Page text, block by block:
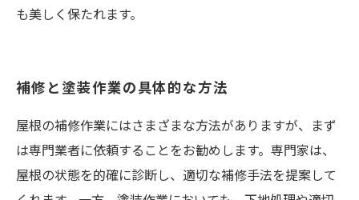
も美しく保たれます。
補修と塗装作業の具体的な方法
屋根の補修作業にはさまざまな方法がありますが、まず
は専門業者に依頼することをお勧めします。専門家は、
屋根の状態を的確に診断し、適切な補修手法を提案して